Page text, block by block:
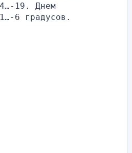
19. Днем
6 градусов.